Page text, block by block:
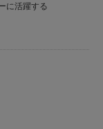
に活躍する